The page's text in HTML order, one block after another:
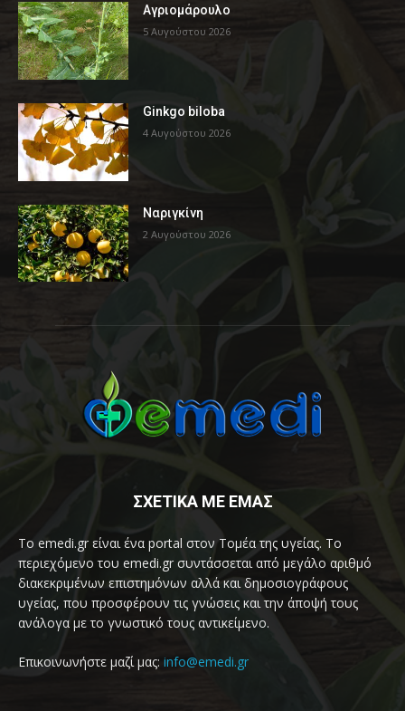
Αγριομάρουλο
5 Αυγούστου 2026
Ginkgo biloba
4 Αυγούστου 2026
Ναριγκίνη
2 Αυγούστου 2026
ΣΧΕΤΙΚΑ ΜΕ ΕΜΑΣ
Το emedi.gr είναι ένα portal στον Τομέα της υγείας. Το
περιεχόμενο του emedi.gr συντάσσεται από μεγάλο αριθμό
διακεκριμένων επιστημόνων αλλά και δημοσιογράφους
υγείας, που προσφέρουν τις γνώσεις και την άποψή τους
ανάλογα με το γνωστικό τους αντικείμενο.
Επικοινωνήστε μαζί μας: info@emedi.gr